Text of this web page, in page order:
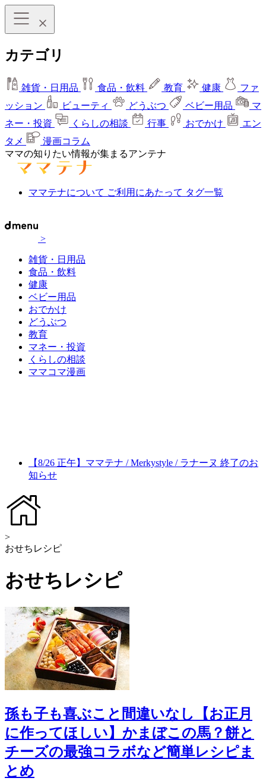
カテゴリ
雑貨・日用品 食品・飲料 教育 健康
ファ
ッション
ビューティ どうぶつ ベビー用品
マ
ネー・投資
くらしの相談 行事 おでかけ
エン
タメ
漫画コラム
ママの知りたい情報が集まるアンテナ
ママテナについて ご利用にあたって タグ一覧
>
雑貨・日用品
食品・飲料
健康
ベビー用品
おでかけ
どうぶつ
教育
マネー・投資
くらしの相談
ママコマ漫画
【8/26 正午】ママテナ / Merkystyle / ラナーヌ 終了のお
知らせ
>
おせちレシピ
おせちレシピ
孫も子も喜ぶこと間違いなし【お正月
に作ってほしい】かまぼこの馬？餅と
チーズの最強コラボなど簡単レシピま
とめ